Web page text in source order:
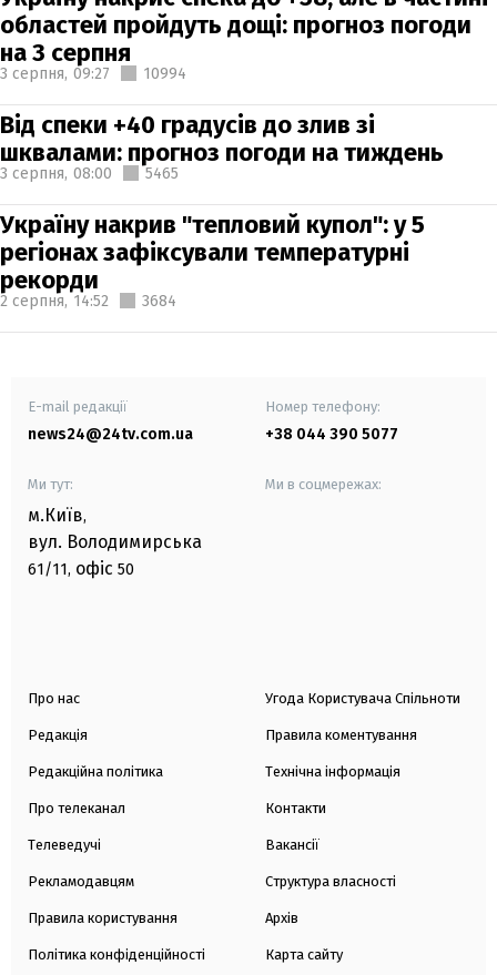
областей пройдуть дощі: прогноз погоди
на 3 серпня
3 серпня, 09:27 10994
Від спеки +40 градусів до злив зі
шквалами: прогноз погоди на тиждень
3 серпня, 08:00 5465
Україну накрив "тепловий купол": у 5
регіонах зафіксували температурні
рекорди
2 серпня, 14:52 3684
E-mail редакції
news24@24tv.com.ua
Номер телефону:
+38 044 390 5077
Ми тут:
м.Київ,
вул. Володимирська
61/11, офіс 50
Ми в соцмережах:
Про нас
Редакція
Редакційна політика
Про телеканал
Телеведучі
Рекламодавцям
Правила користування
Політика конфіденційності
Угода Користувача Спільноти
Правила коментування
Технічна інформація
Контакти
Вакансії
Структура власності
Архів
Карта сайту